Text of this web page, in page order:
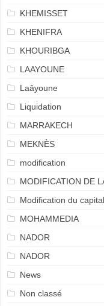
KHEMISSET
KHENIFRA
KHOURIBGA
LAAYOUNE
Laâyoune
Liquidation
MARRAKECH
MEKNÈS
modification
MODIFICATION DE
Modification du capital
MOHAMMEDIA
NADOR
NADOR
News
Non classé